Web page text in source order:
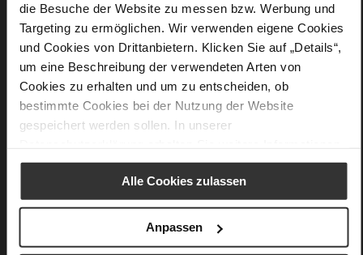
die Besuche der Website zu messen bzw. Werbung und
Targeting zu ermöglichen. Wir verwenden eigene Cookies
und Cookies von Drittanbietern. Klicken Sie auf „Details“,
um eine Beschreibung der verwendeten Arten von
Cookies zu erhalten und um zu entscheiden, ob
bestimmte Cookies bei der Nutzung der Website
gespeichert werden sollen. In unserer
Alle Cookies zulassen
Anpassen